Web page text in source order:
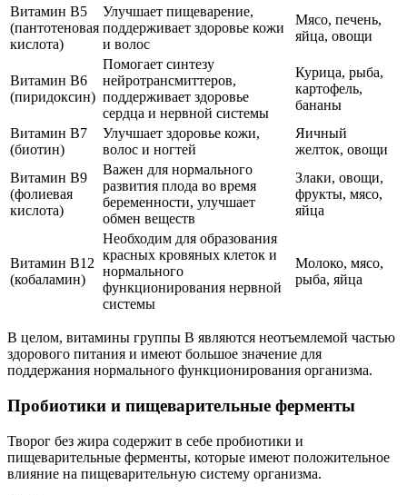
Витамин B5
(пантотеновая
кислота)
Улучшает пищеварение,
поддерживает здоровье кожи
и волос
Мясо, печень,
яйца, овощи
Витамин B6
(пиридоксин)
Помогает синтезу
нейротрансмиттеров,
поддерживает здоровье
сердца и нервной системы
Курица, рыба,
картофель,
бананы
Витамин B7
(биотин)
Улучшает здоровье кожи,
волос и ногтей
Яичный
желток, овощи
Витамин B9
(фолиевая
кислота)
Важен для нормального
развития плода во время
беременности, улучшает
обмен веществ
Злаки, овощи,
фрукты, мясо,
яйца
Витамин B12
(кобаламин)
Необходим для образования
красных кровяных клеток и
нормального
функционирования нервной
системы
Молоко, мясо,
рыба, яйца
В целом, витамины группы B являются неотъемлемой частью
здорового питания и имеют большое значение для
поддержания нормального функционирования организма.
Пробиотики и пищеварительные ферменты
Творог без жира содержит в себе пробиотики и
пищеварительные ферменты, которые имеют положительное
влияние на пищеварительную систему организма.